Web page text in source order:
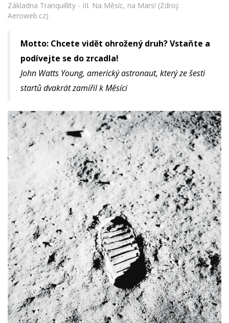
Základna Tranquillity - III. Na Měsíc, na Mars! (Zdroj:
Aeroweb.cz)
Motto: Chcete vidět ohrožený druh? Vstaňte a
podívejte se do zrcadla!
John Watts Young, americký astronaut, který ze šesti
startů dvakrát zamířil k Měsíci